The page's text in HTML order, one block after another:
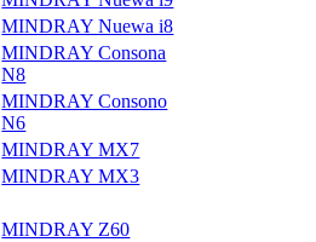
MINDRAY Nuewa i8
MINDRAY Consona
N8
MINDRAY Consono
N6
MINDRAY MX7
MINDRAY MX3
MINDRAY Z60